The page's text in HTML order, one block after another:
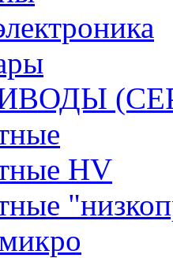
HV